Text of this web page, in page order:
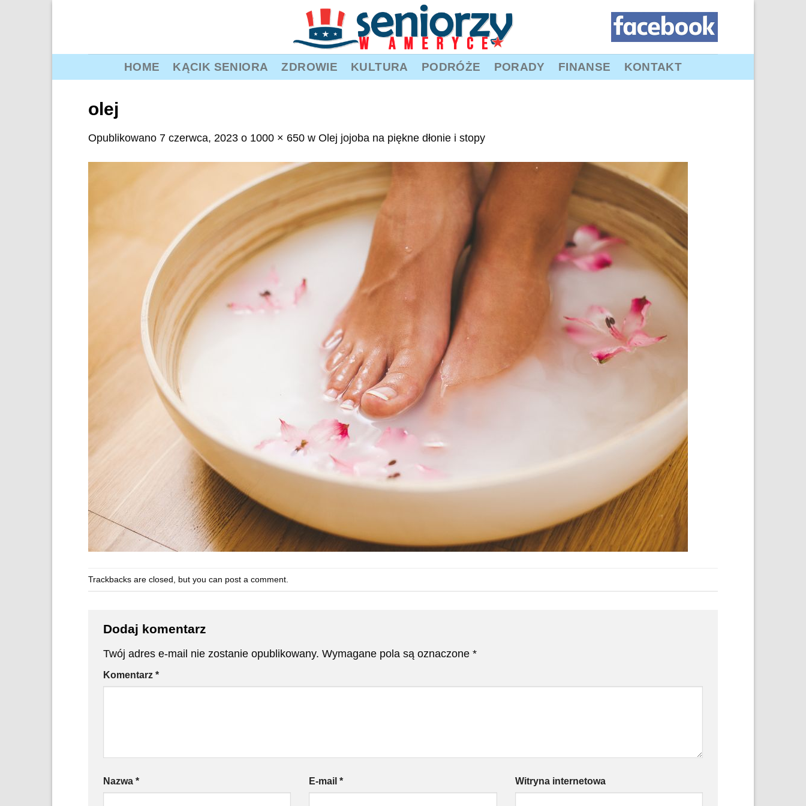
HOME KĄCIK SENIORA ZDROWIE KULTURA PODRÓŻE PORADY FINANSE KONTAKT
olej
Opublikowano 7 czerwca, 2023 o 1000 × 650 w Olej jojoba na piękne dłonie i stopy
Trackbacks are closed, but you can post a comment
Dodaj komentarz
Twój adres e-mail nie zostanie opublikowany. Wymagane pola są oznaczone *
Komentarz *
Nazwa * E-mail* Witryna internetowa